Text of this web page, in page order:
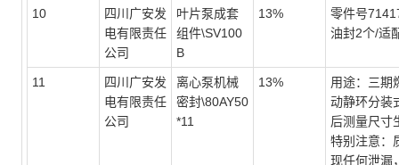
10
四川广安发
电有限责任
公司
叶片泵成套
组件\SV100
B
13%
零件号
油封2个/适
11
四川广安发
电有限责任
公司
离心泵机械
密封\80AY50
*11
13%
用途：三期
动静环分装
后测量尺寸
特别注意：
现任何泄漏